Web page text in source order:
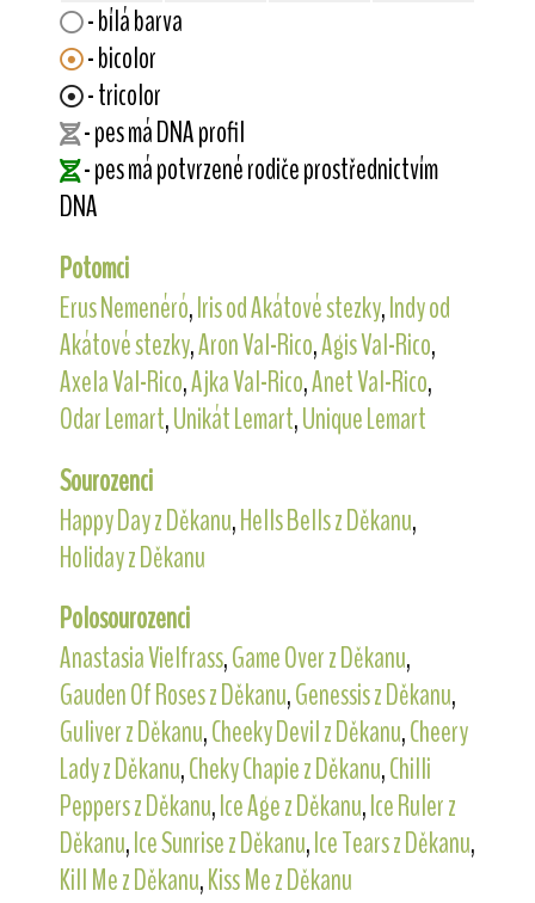
- bílá barva
- bicolor
- tricolor
- pes má DNA profil
- pes má potvrzené rodiče prostřednictvím
DNA
Potomci
Erus Nemenéró,Iris od Akátové stezky,Indy od
Akátové stezky,Aron Val-Rico,Agis Val-Rico,
Axela Val-Rico,Ajka Val-Rico,Anet Val-Rico,
Odar Lemart,Unikát Lemart,Unique Lemart
Sourozenci
Happy Day z Děkanu,Hells Bells z Děkanu,
Holiday z Děkanu
Polosourozenci
Anastasia Vielfrass,Game Over z Děkanu,
Gauden Of Roses z Děkanu,Genessis z Děkanu,
Guliver z Děkanu,Cheeky Devil z Děkanu,Cheery
Lady z Děkanu,Cheky Chapie z Děkanu,Chilli
Peppers z Děkanu,Ice Age z Děkanu,Ice Ruler z
Děkanu,Ice Sunrise z Děkanu,Ice Tears z Děkanu,
Kill Me z Děkanu,Kiss Me z Děkanu